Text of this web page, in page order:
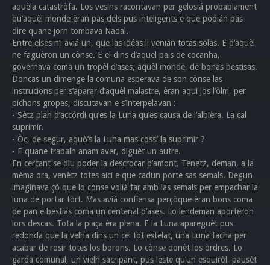
aquèla catastròfa. Los vesins racontavan per gelosiá probablament
qu’aquèl monde èran pas dels pus inteligents e que podián pas
dire quane jorn tombava Nadal.
Entre elses n’i aviá un, que las idéas li venián totas solas. E d’aquèl
ne faguèron un cònse. E el dins d’aquel pais de cocanha,
governava coma un tropèl d’ases, aquèl monde, de bonas bestisas.
Doncas un dimenge la comuna esperava de son cònse las
instrucions per s’aparar d’aquèl malastre, èran aqui jos l’òlm, per
pichons gropes, discutavan e s’interpelavan :
- Sètz plan d’accòrdi qu’es la Luna qu’es causa de l’albièra. La cal
suprimir.
- Òc, de segur, aquò’s la Luna mas cossí la suprimir ?
- E quane trabalh anam aver, diguèt un autre.
En cercant se diu poder la descrocar d’amont. Tenetz, deman, a la
mèma ora, venètz totes aici e que cadun porte sas semals. Degun
imaginava çò que lo cònse volià far amb las semals per empachar la
luna de portar tòrt. Mas aviá confiensa perçòque èran bons coma
de pan e bestias coma un centenal d’ases. Lo lendeman aportèron
lors descas. Tota la plaça èra plena. E la Luna apareguèt pus
redonda que la velha dins un cèl tot estelat, una Luna facha per
acabar de rosir totes los borons. Lo cònse donèt los òrdres. Lo
garda comunal, un vielh sacripant, pus leste qu’un esquiròl, pausèt